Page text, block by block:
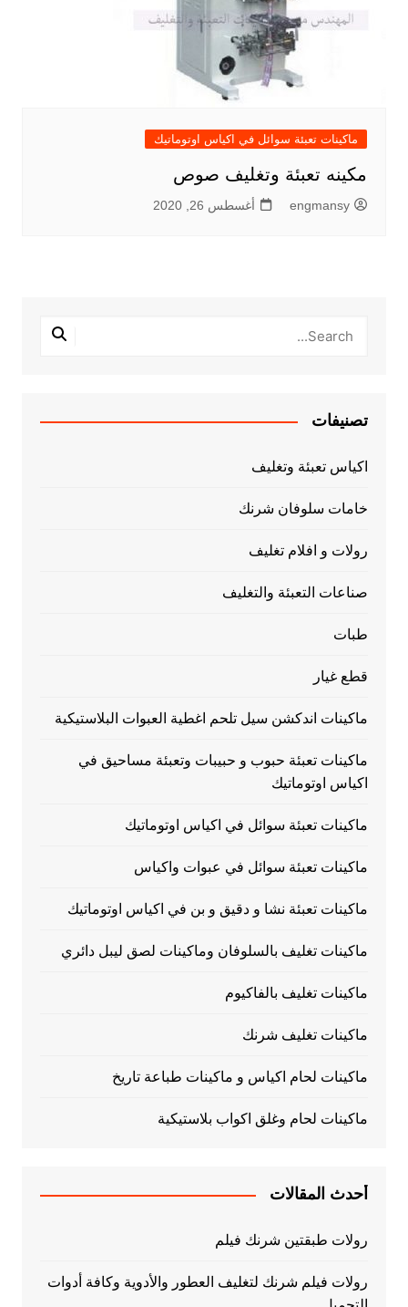
ماكينات تعبئة سوائل في اكياس اوتوماتيك
مكينه تعبئة وتغليف صوص
engmansy أغسطس 26, 2020
تصنيفات
اكياس تعبئة وتغليف
خامات سلوفان شرنك
رولات و افلام تغليف
صناعات التعبئة والتغليف
طبات
قطع غيار
ماكينات اندكشن سيل تلحم اغطية العبوات البلاستيكية
ماكينات تعبئة حبوب و حبيبات وتعبئة مساحيق في
اكياس اوتوماتيك
ماكينات تعبئة سوائل في اكياس اوتوماتيك
ماكينات تعبئة سوائل في عبوات واكياس
ماكينات تعبئة نشا و دقيق و بن في اكياس اوتوماتيك
ماكينات تغليف بالسلوفان وماكينات لصق ليبل دائري
ماكينات تغليف بالفاكيوم
ماكينات تغليف شرنك
ماكينات لحام اكياس و ماكينات طباعة تاريخ
ماكينات لحام وغلق اكواب بلاستيكية
أحدث المقالات
رولات طبقتين شرنك فيلم
رولات فيلم شرنك لتغليف العطور والأدوية وكافة أدوات